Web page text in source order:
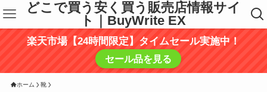
どこで買う安く買う販売店情報サイ
ト｜BuyWrite EX
楽天市場【24時間限定】タイムセール実施中！
セール品を見る
ホーム 靴